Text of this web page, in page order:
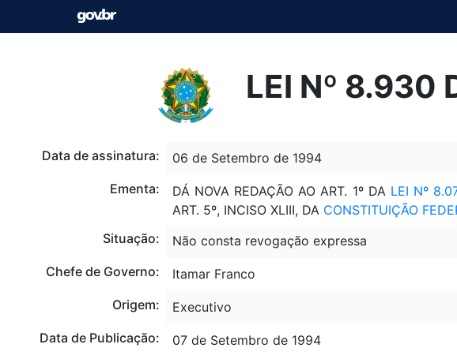
LEI Nº 8.930
Data de assinatura:
06 de Setembro de 1994
Ementa:
DÁ NOVA REDAÇÃO AO ART. 1º DA LEI Nº
ART. 5º, INCISO XLIII, DA CONSTITUIÇÃO
Situação:
Não consta revogação expressa
Chefe de Governo:
Itamar Franco
Origem:
Executivo
Data de Publicação:
07 de Setembro de 1994